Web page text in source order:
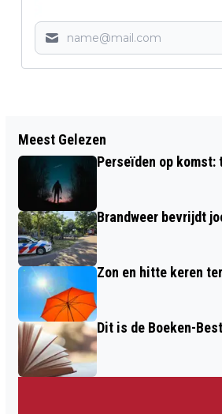
ASIELZOEKERSCENTRUM
MOVIERA-TERREIN NOG
JAAR OPEN
Meest Gelezen
Perseïden op
Brandweer bevrijdt
Zon en hitte keren
Dit is de Boeken-